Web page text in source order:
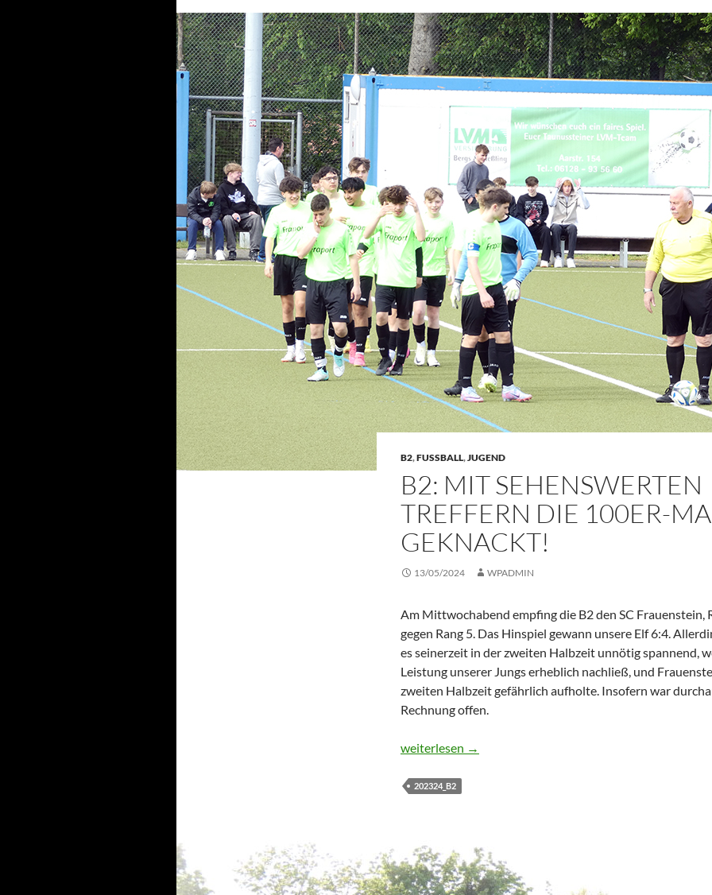
B2,FUSSBALL,JUGEND
B2: MIT SEHENSWERTEN
TREFFERN DIE 100ER-
GEKNACKT!
13/05/2024 WPADMIN
Am Mittwochabend empfing die B2 den SC Frauenstein,
gegen Rang 5. Das Hinspiel gewann unsere Elf 6:4.
es seinerzeit in der zweiten Halbzeit unnötig spannend,
Leistung unserer Jungs erheblich nachließ, und
zweiten Halbzeit gefährlich aufholte. Insofern war
Rechnung offen.
B2: Mit sehenswerten Treffern die 100er-Marke
weiterlesen →
202324_B2